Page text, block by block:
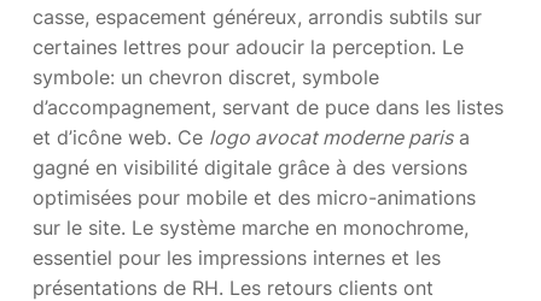
casse, espacement généreux, arrondis subtils sur
certaines lettres pour adoucir la perception. Le
symbole: un chevron discret, symbole
d’accompagnement, servant de puce dans les listes
et d’icône web. Ce logo avocat moderne parisa
gagné en visibilité digitale grâce à des versions
optimisées pour mobile et des micro-animations
sur le site. Le système marche en monochrome,
essentiel pour les impressions internes et les
présentations de RH. Les retours clients ont